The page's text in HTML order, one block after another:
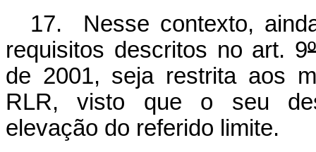
17. Nesse contexto,
requisitos descritos no art. 9º
de 2001, seja restrita aos
RLR, visto que o seu
elevação do referido limite.